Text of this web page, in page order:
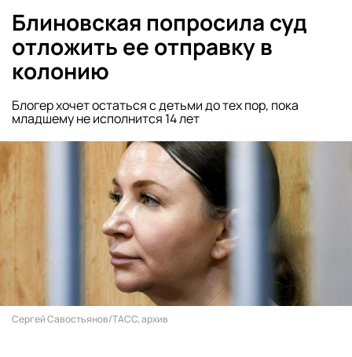
Блиновская попросила суд
отложить ее отправку в
колонию
Блогер хочет остаться с детьми до тех пор, пока
младшему не исполнится 14 лет
Сергей Савостьянов/ТАСС, архив